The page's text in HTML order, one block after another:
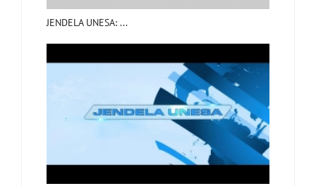
JENDELA UNESA: ...